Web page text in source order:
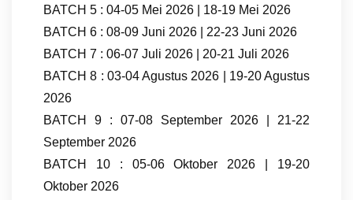
BATCH 5 : 04-05 Mei 2026 | 18-19 Mei 2026
BATCH 6 : 08-09 Juni 2026 | 22-23 Juni 2026
BATCH 7 : 06-07 Juli 2026 | 20-21 Juli 2026
BATCH 8 : 03-04 Agustus 2026 | 19-20 Agustus
2026
BATCH 9 : 07-08 September 2026 | 21-22
September 2026
BATCH 10 : 05-06 Oktober 2026 | 19-20
Oktober 2026